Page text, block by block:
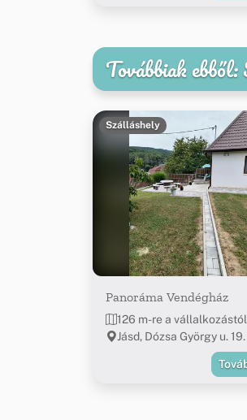
Továbbiak
Szálláshely
Panoráma Vendégház
126 m-re a vállalkozástól
Jásd, Dózsa György u. 19.